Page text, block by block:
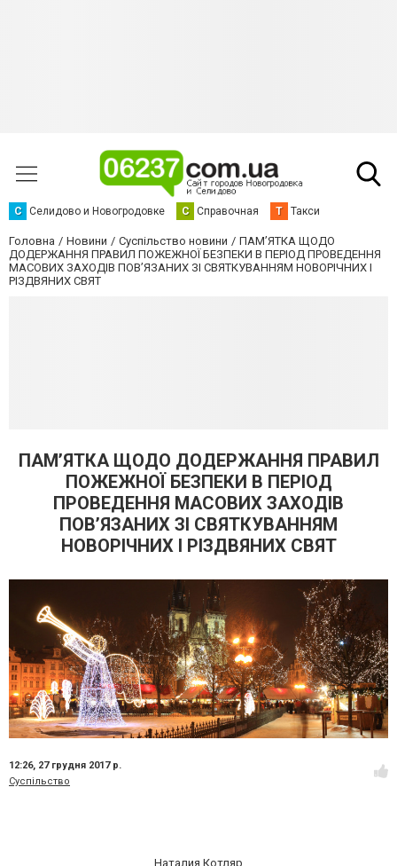
С Селидово и Новогродовке С Справочная Т Такси
Головна Новини Суспільство новини
ПАМ’ЯТКА ЩОДО
ДОДЕРЖАННЯ ПРАВИЛ ПОЖЕЖНОЇ БЕЗПЕКИ В ПЕРІОД ПРОВЕДЕННЯ
МАСОВИХ ЗАХОДІВ ПОВ’ЯЗАНИХ ЗІ СВЯТКУВАННЯМ НОВОРІЧНИХ І
РІЗДВЯНИХ СВЯТ
ПАМ’ЯТКА ЩОДО ДОДЕРЖАННЯ ПРАВИЛ
ПОЖЕЖНОЇ БЕЗПЕКИ В ПЕРІОД
ПРОВЕДЕННЯ МАСОВИХ ЗАХОДІВ
ПОВ’ЯЗАНИХ ЗІ СВЯТКУВАННЯМ
НОВОРІЧНИХ І РІЗДВЯНИХ СВЯТ
12:26, 27 грудня 2017 р.
Суспільство
Наталия Котляр